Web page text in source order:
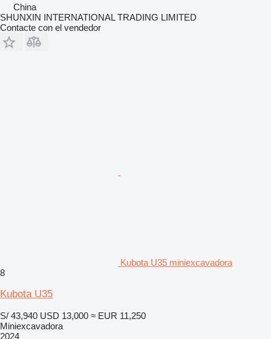
China
SHUNXIN INTERNATIONAL TRADING LIMITED
Contacte con el vendedor
Kubota U35 miniexcavadora
8
Kubota U35
S/ 43,940 USD 13,000 ≈ EUR 11,250
Miniexcavadora
2024